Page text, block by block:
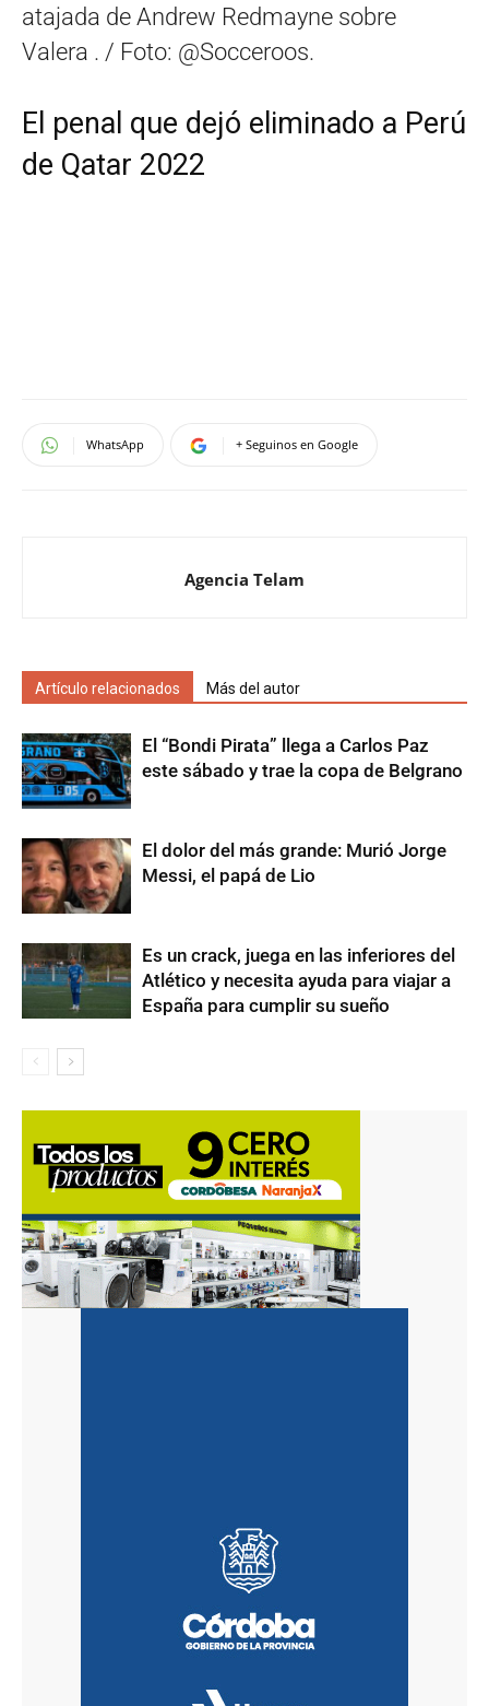
atajada de Andrew Redmayne sobre
Valera . / Foto: @Socceroos.
El penal que dejó eliminado a Perú
de Qatar 2022
WhatsApp + Seguinos en Google
Agencia Telam
Artículo relacionados Más del autor
El “Bondi Pirata” llega a Carlos Paz
este sábado y trae la copa de Belgrano
El dolor del más grande: Murió Jorge
Messi, el papá de Lio
Es un crack, juega en las inferiores del
Atlético y necesita ayuda para viajar a
España para cumplir su sueño